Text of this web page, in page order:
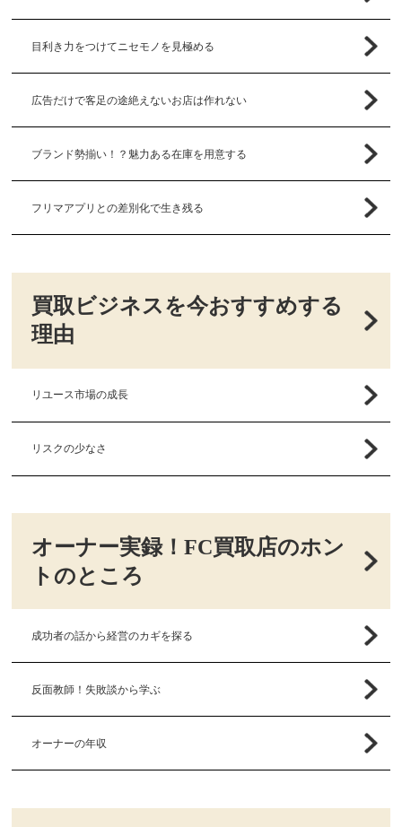
目利き力をつけてニセモノを見極める
広告だけで客足の途絶えないお店は作れない
ブランド勢揃い！？魅力ある在庫を用意する
フリマアプリとの差別化で生き残る
買取ビジネスを今おすすめする
理由
リユース市場の成長
リスクの少なさ
オーナー実録！FC買取店のホン
トのところ
成功者の話から経営のカギを探る
反面教師！失敗談から学ぶ
オーナーの年収